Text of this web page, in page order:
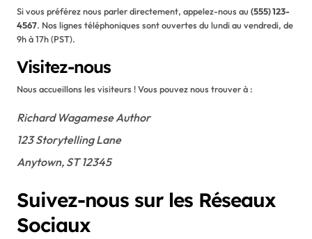
Si vous préférez nous parler directement, appelez-nous au (555) 123-
4567. Nos lignes téléphoniques sont ouvertes du lundi au vendredi, de
9h à 17h (PST).
Visitez-nous
Nous accueillons les visiteurs ! Vous pouvez nous trouver à :
Richard Wagamese Author
123 Storytelling Lane
Anytown, ST 12345
Suivez-nous sur les Réseaux
Sociaux